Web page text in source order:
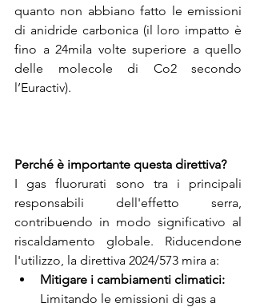
quanto non abbiano fatto le emissioni
di anidride carbonica (il loro impatto è
fino a 24mila volte superiore a quello
delle molecole di Co2 secondo
l’Euractiv).
Perché è importante questa direttiva?
I gas fluorurati sono tra i principali
responsabili dell'effetto serra,
contribuendo in modo significativo al
riscaldamento globale. Riducendone
l'utilizzo, la direttiva 2024/573 mira a:
Mitigare i cambiamenti climatici:
Limitando le emissioni di gas a